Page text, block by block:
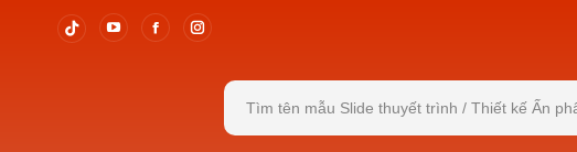
TiktokYouTubeFacebookInstagram
opens
Search
for: